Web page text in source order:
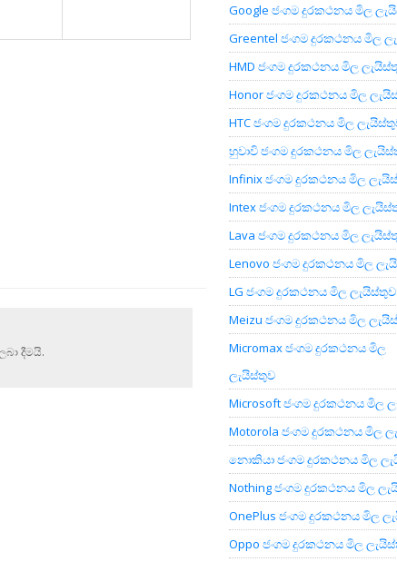
දීමයි.
Google ජංගම දුරකථනය මිල
Greentel ජංගම දුරකථනය මිල
HMD ජංගම දුරකථනය මිල
Honor ජංගම දුරකථනය මිල
HTC ජංගම දුරකථනය මිල
හුවාවි ජංගම දුරකථනය මිල
Infinix ජංගම දුරකථනය මිල
Intex ජංගම දුරකථනය මිල
Lava ජංගම දුරකථනය මිල
Lenovo ජංගම දුරකථනය මිල
LG ජංගම දුරකථනය මිල ලැයිස්තුව
Meizu ජංගම දුරකථනය මිල
Micromax ජංගම දුරකථනය මිල
ලැයිස්තුව
Microsoft ජංගම දුරකථනය මිල
Motorola ජංගම දුරකථනය මිල
නොකියා ජංගම දුරකථනය මිල
Nothing ජංගම දුරකථනය මිල
OnePlus ජංගම දුරකථනය මිල
Oppo ජංගම දුරකථනය මිල